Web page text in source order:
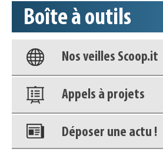
Boîte à outils
Base documentaire
Nos veilles Scoop.it
Appels à projets
Déposer une actu !